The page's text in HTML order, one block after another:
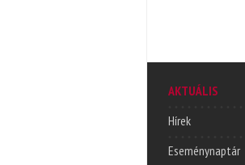
AKTUÁLIS
Hírek
Eseménynaptár